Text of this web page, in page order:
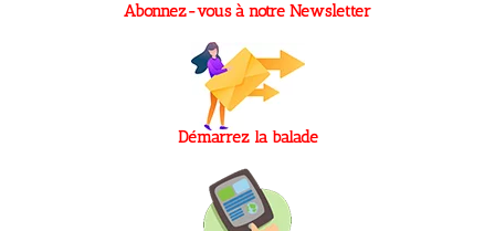
Abonnez-vous à notre Newsletter
Démarrez la balade